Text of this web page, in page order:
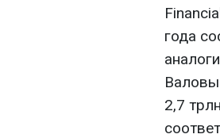
года
2,7